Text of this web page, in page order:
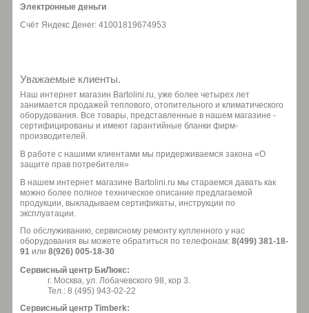
Электронные деньги
Счёт Яндекс Денег: 41001819674953
Уважаемые клиенты.
Наш интернет магазин Bartolini.ru, уже более четырех лет
занимается продажей теплового, отопительного и климатического
оборудования. Все товары, представленные в нашем магазине -
сертифицированы и имеют гарантийные бланки фирм-
производителей.
В работе с нашими клиентами мы придерживаемся закона «О
защите прав потребителя»
В нашем интернет магазине Bartolini.ru мы стараемся давать как
можно более полное техническое описание предлагаемой
продукции, выкладываем сертификаты, инструкции по
эксплуатации.
По обслуживанию, сервисному ремонту купленного у нас
оборудования вы можете обратиться по телефонам: 8(499) 381-18-
91 или 8(926) 005-18-30
Сервисный центр БиЛюкс:
г. Москва, ул. Лобачевского 98, кор 3.
Тел.: 8 (495) 943-02-22
Сервисный центр Timberk: